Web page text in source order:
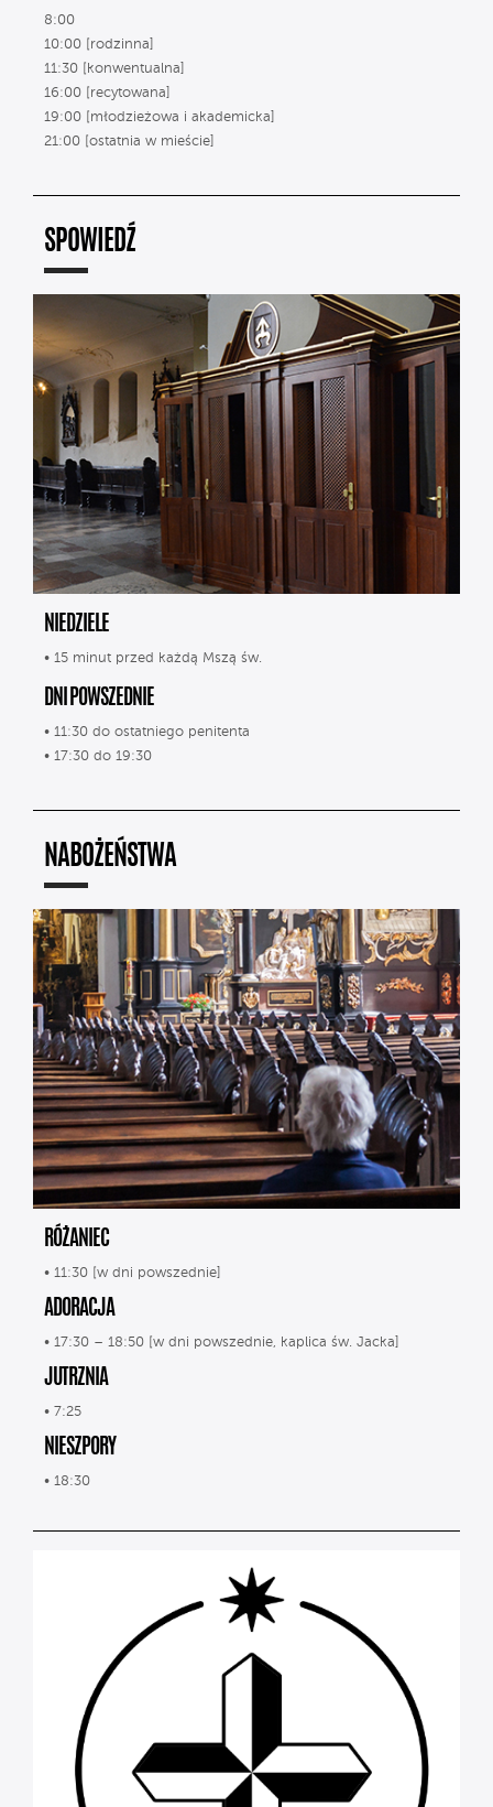
8:00
10:00 [rodzinna]
11:30 [konwentualna]
16:00 [recytowana]
19:00 [młodzieżowa i akademicka]
21:00 [ostatnia w mieście]
SPOWIEDŹ
NIEDZIELE
• 15 minut przed każdą Mszą św.
DNI POWSZEDNIE
• 11:30 do ostatniego penitenta
• 17:30 do 19:30
NABOŻEŃSTWA
RÓŻANIEC
• 11:30 [w dni powszednie]
ADORACJA
• 17:30 – 18:50 [w dni powszednie, kaplica św. Jacka]
JUTRZNIA
• 7:25
NIESZPORY
• 18:30